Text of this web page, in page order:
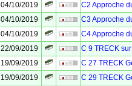
04/10/2019
C2 Approche
04/10/2019
C3 Approche
04/10/2019
C4 Approche
22/09/2019
C 9 TRECK
19/09/2019
C 27 TRECK
19/09/2019
C 29 TRECK